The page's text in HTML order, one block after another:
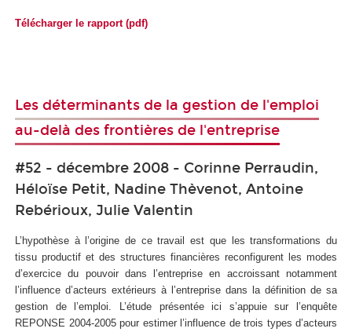
Télécharger le rapport (pdf)
Les déterminants de la gestion de l'emploi
au-delà des frontières de l'entreprise
#52 - décembre 2008 - Corinne Perraudin,
Héloïse Petit, Nadine Thèvenot, Antoine
Rebérioux, Julie Valentin
L’hypothèse à l’origine de ce travail est que les transformations du
tissu productif et des structures financières reconfigurent les modes
d’exercice du pouvoir dans l’entreprise en accroissant notamment
l’influence d’acteurs extérieurs à l’entreprise dans la définition de sa
gestion de l’emploi. L’étude présentée ici s’appuie sur l’enquête
REPONSE 2004-2005 pour estimer l’influence de trois types d’acteurs